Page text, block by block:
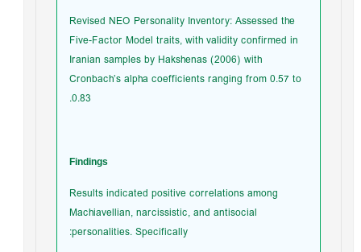
Revised NEO Personality Inventory: Assessed the
Five-Factor Model traits, with validity confirmed in
Iranian samples by Hakshenas (2006) with
Cronbach’s alpha coefficients ranging from 0.57 to
0.83.
Findings
Results indicated positive correlations among
Machiavellian, narcissistic, and antisocial
personalities. Specifically: